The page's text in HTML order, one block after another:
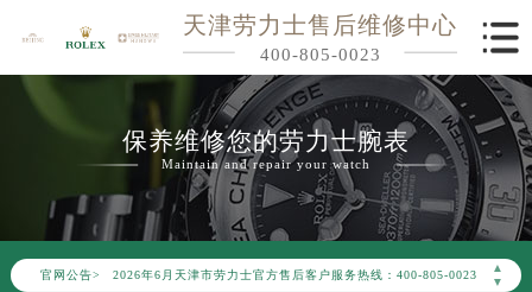
天津劳力士售后维修中心
400-805-0023
保养维修您的劳力士腕表
Maintain and repair your watch
官网公告>
▲
▼
2026年6月劳力士天津市售后服务网络优化升级公告
2026年6月天津市劳力士官方售后客户服务热线：400-805-0023